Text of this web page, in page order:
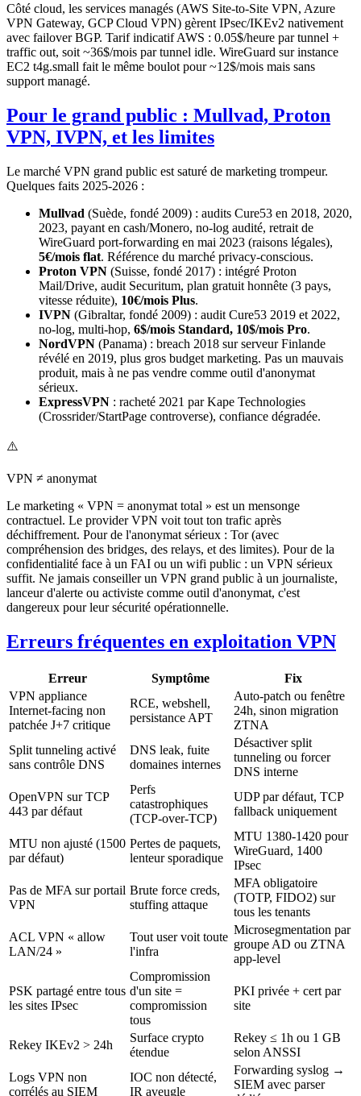
Côté cloud, les services managés (AWS Site-to-Site VPN, Azure
VPN Gateway, GCP Cloud VPN) gèrent IPsec/IKEv2 nativement
avec failover BGP. Tarif indicatif AWS : 0.05$/heure par tunnel +
traffic out, soit ~36$/mois par tunnel idle. WireGuard sur instance
EC2 t4g.small fait le même boulot pour ~12$/mois mais sans
support managé.
Pour le grand public : Mullvad, Proton
VPN, IVPN, et les limites
Le marché VPN grand public est saturé de marketing trompeur.
Quelques faits 2025-2026 :
Mullvad (Suède, fondé 2009) : audits Cure53 en 2018, 2020,
2023, payant en cash/Monero, no-log audité, retrait de
WireGuard port-forwarding en mai 2023 (raisons légales),
5€/mois flat. Référence du marché privacy-conscious.
Proton VPN (Suisse, fondé 2017) : intégré Proton
Mail/Drive, audit Securitum, plan gratuit honnête (3 pays,
vitesse réduite), 10€/mois Plus.
IVPN (Gibraltar, fondé 2009) : audit Cure53 2019 et 2022,
no-log, multi-hop, 6$/mois Standard, 10$/mois Pro.
NordVPN (Panama) : breach 2018 sur serveur Finlande
révélé en 2019, plus gros budget marketing. Pas un mauvais
produit, mais à ne pas vendre comme outil d'anonymat
sérieux.
ExpressVPN : racheté 2021 par Kape Technologies
(Crossrider/StartPage controverse), confiance dégradée.
⚠️
VPN ≠ anonymat
Le marketing « VPN = anonymat total » est un mensonge
contractuel. Le provider VPN voit tout ton trafic après
déchiffrement. Pour de l'anonymat sérieux : Tor (avec
compréhension des bridges, des relays, et des limites). Pour de la
confidentialité face à un FAI ou un wifi public : un VPN sérieux
suffit. Ne jamais conseiller un VPN grand public à un journaliste,
lanceur d'alerte ou activiste comme outil d'anonymat, c'est
dangereux pour leur sécurité opérationnelle.
Erreurs fréquentes en exploitation VPN
Erreur Symptôme
Fix
VPN appliance
Internet-facing non
patchée J+7 critique
RCE, webshell,
persistance APT
Auto-patch ou fenêtre
24h, sinon migration
ZTNA
Split tunneling activé
sans contrôle DNS
DNS leak, fuite
domaines internes
Désactiver split
tunneling ou forcer
DNS interne
OpenVPN sur TCP
443 par défaut
Perfs
catastrophiques
(TCP-over-TCP)
UDP par défaut, TCP
fallback uniquement
MTU non ajusté (1500
par défaut)
Pertes de paquets,
lenteur sporadique
MTU 1380-1420 pour
WireGuard, 1400
IPsec
Pas de MFA sur portail
VPN
Brute force creds,
stuffing attaque
MFA obligatoire
(TOTP, FIDO2) sur
tous les tenants
ACL VPN « allow
LAN/24 »
Tout user voit toute
l'infra
Microsegmentation par
groupe AD ou ZTNA
app-level
PSK partagé entre tous
les sites IPsec
Compromission
d'un site =
compromission
tous
PKI privée + cert par
site
Rekey IKEv2 > 24h
Surface crypto
étendue
Rekey ≤ 1h ou 1 GB
selon ANSSI
Logs VPN non
corrélés au SIEM
IOC non détecté,
IR aveugle
Forwarding syslog →
SIEM avec parser